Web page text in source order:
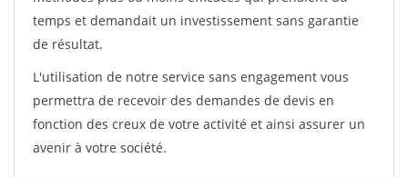
temps et demandait un investissement sans garantie
de résultat.
L'utilisation de notre service sans engagement vous
permettra de recevoir des demandes de devis en
fonction des creux de votre activité et ainsi assurer un
avenir à votre société.